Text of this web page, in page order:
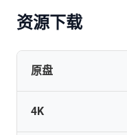
资源下载
原盘
4K